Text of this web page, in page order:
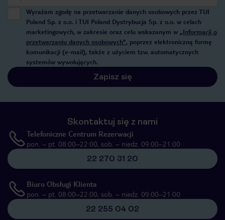
Wyrażam zgodę na przetwarzanie danych osobowych przez TUI
Poland Sp. z o.o. i TUI Poland Dystrybucja Sp. z o.o. w celach
marketingowych, w zakresie oraz celu wskazanym w „Informacji o
przetwarzaniu danych osobowych”, poprzez elektroniczną formę
komunikacji (e-mail), także z użyciem tzw. automatycznych
systemów wywołujących.
Zapisz się
Skontaktuj się z nami
Telefoniczne Centrum Rezerwacji
pon. – pt. 08:00–22:00, sob. – niedz. 09:00–21:00
22 270 31 20
Biuro Obsługi Klienta
pon. – pt. 08:00–22:00, sob. – niedz. 09:00–21:00
22 255 04 02